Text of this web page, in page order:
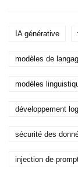
IA générative
modèles de
modèles
développement
sécurité des
injection de